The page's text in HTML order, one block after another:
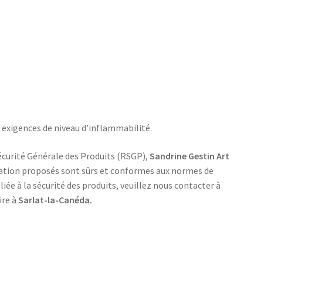
de niveau d’inflammabilité.
Générale des Produits (RSGP),Sandrine Gestin Art
proposés sont sûrs et conformes aux normes de
à la sécurité des produits, veuillez nous contacter à
àSarlat-la-Canéda.